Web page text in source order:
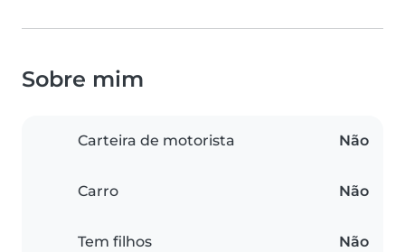
Sobre mim
Carteira de motorista Não
Carro Não
Tem filhos Não